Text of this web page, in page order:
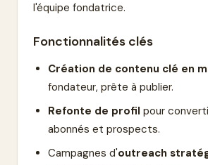
l'équipe fondatrice.
Fonctionnalités clés
Création de contenu clé en
fondateur, prête à publier.
Refonte de profil pour
abonnés et prospects.
Campagnes d'outreach